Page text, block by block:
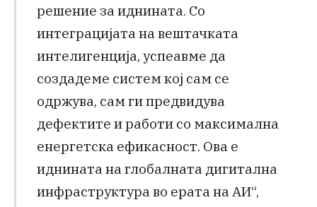
решение за иднината. Со
интеграцијата на вештачката
интелигенција, успеавме да
создадеме систем кој сам се
одржува, сам ги предвидува
дефектите и работи со максимална
енергетска ефикасност. Ова е
иднината на глобалната дигитална
инфраструктура во ерата на АИ“,